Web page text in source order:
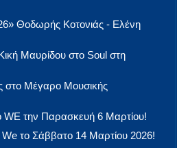
Θοδωρής Κοτονιάς - Ελένη
Μαυρίδου στο Soul στη
Μέγαρο Μουσικής
WE την Παρασκευή 6 Μαρτίου!
We το Σάββατο 14 Μαρτίου 2026!